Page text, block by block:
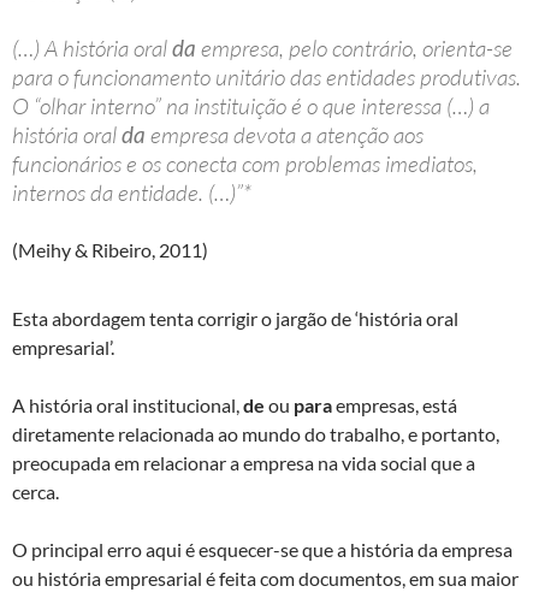
(…) A história oralda empresa, pelo contrário, orienta-se
para o funcionamento unitário das entidades produtivas.
O “olhar interno” na instituição é o que interessa (…) a
história oralda empresa devota a atenção aos
funcionários e os conecta com problemas imediatos,
internos da entidade. (…)”*
(Meihy & Ribeiro, 2011)
Esta abordagem tenta corrigir o jargão de ‘história oral
empresarial’.
A história oral institucional,de ou paraempresas, está
diretamente relacionada ao mundo do trabalho, e portanto,
preocupada em relacionar a empresa na vida social que a
cerca.
O principal erro aqui é esquecer-se que a história da empresa
ou história empresarial é feita com documentos, em sua maior